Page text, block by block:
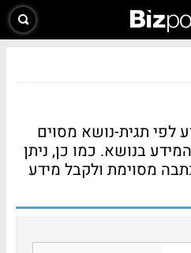
לפי תגית-נושא מסוים
בנושא. כמו כן, ניתן
מסוימת ולקבל מידע